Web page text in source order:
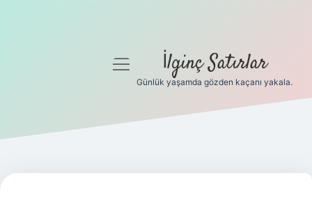
Gizlilik Politikası
Yasal Uyarı
menüyü
İlginç Satırlar
Günlük yaşamda gözden kaçanı yakala.